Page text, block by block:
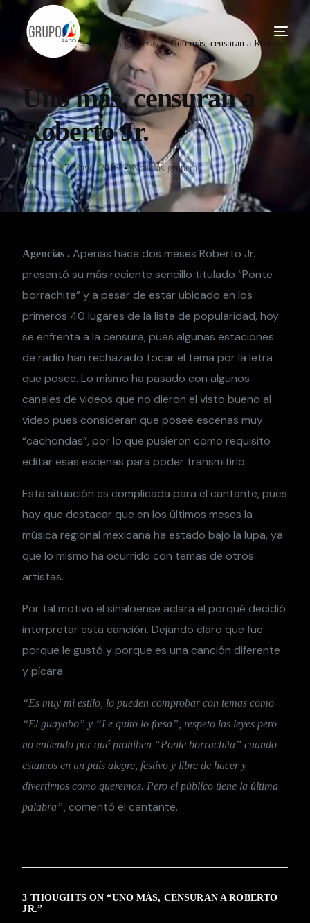
Home Blog Noticias-gruperas
Uno más, censuran a Roberto
Uno más, censuran a
Roberto Jr.
admin 17 Mayo, 2016 Noticias-gruperas
Agencias . Apenas hace dos meses Roberto Jr.
presentó su más reciente sencillo titulado “Ponte
borrachita” y a pesar de estar ubicado en los
primeros 40 lugares de la lista de popularidad, hoy
se enfrenta a la censura, pues algunas estaciones
de radio han rechazado tocar el tema por la letra
que posee. Lo mismo ha pasado con algunos
canales de videos que no dieron el visto bueno al
video pues consideran que posee escenas muy
“cachondas”, por lo que pusieron como requisito
editar esas escenas para poder transmitirlo.
Esta situación es complicada para el cantante, pues
hay que destacar que en los últimos meses la
música regional mexicana ha estado bajo la lupa, ya
que lo mismo ha ocurrido con temas de otros
artistas.
Por tal motivo el sinaloense aclara el porqué decidió
interpretar esta canción. Dejando claro que fue
porque le gustó y porque es una canción diferente
y pícara.
“Es muy mi estilo, lo pueden comprobar con temas como
“El guayabo” y “Le quito lo fresa”, respeto las leyes pero
no entiendo por qué prohíben “Ponte borrachita” cuando
estamos en un país alegre, festivo y libre de hacer y
divertirnos como queremos. Pero el público tiene la última
palabra”,comentó el cantante.
3 THOUGHTS ON “UNO MÁS, CENSURAN A ROBERTO
JR.”